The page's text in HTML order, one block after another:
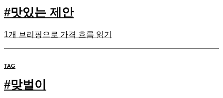
#맛있는 제안
1개 브리핑으로 가격 흐름 읽기
TAG
#맞벌이